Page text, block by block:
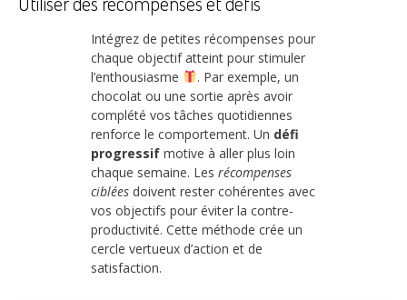
Intégrez de petites récompenses pour
chaque objectif atteint pour stimuler
l’enthousiasme
. Par exemple, un
chocolat ou une sortie après avoir
complété vos tâches quotidiennes
renforce le comportement. Un défi
progressif motive à aller plus loin
chaque semaine. Les récompenses
ciblées doivent rester cohérentes avec
vos objectifs pour éviter la contre-
productivité. Cette méthode crée un
cercle vertueux d’action et de
satisfaction.